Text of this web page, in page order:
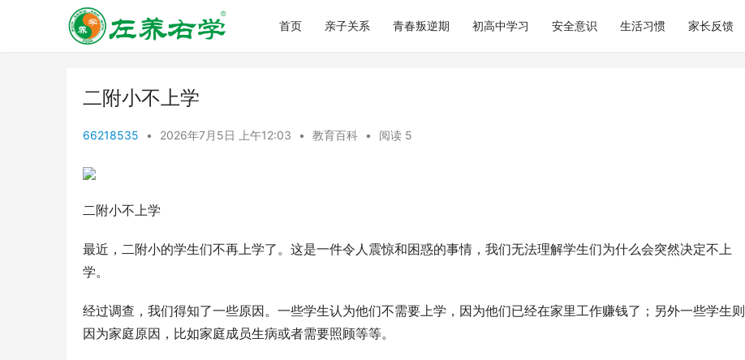
首页 亲子关系 青春叛逆期 初高中学习 安全意识 生活习惯 家长反馈
二附小不上学
66218535 • 2026年7月5日 上午12:03 • 教育百科 • 阅读 5
二附小不上学
最近，二附小的学生们不再上学了。这是一件令人震惊和困惑的事情，我们无法理解学生们为什么会突然决定不上
学。
经过调查，我们得知了一些原因。一些学生认为他们不需要上学，因为他们已经在家里工作赚钱了；另外一些学生则
因为家庭原因，比如家庭成员生病或者需要照顾等等。